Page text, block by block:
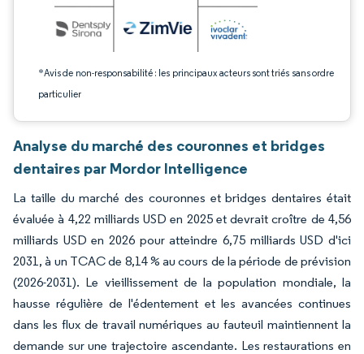
*Avis de non-responsabilité : les principaux acteurs sont triés sans ordre
particulier
Analyse du marché des couronnes et bridges
dentaires par Mordor Intelligence
La taille du marché des couronnes et bridges dentaires était
évaluée à 4,22 milliards USD en 2025 et devrait croître de 4,56
milliards USD en 2026 pour atteindre 6,75 milliards USD d'ici
2031, à un TCAC de 8,14 % au cours de la période de prévision
(2026-2031). Le vieillissement de la population mondiale, la
hausse régulière de l'édentement et les avancées continues
dans les flux de travail numériques au fauteuil maintiennent la
demande sur une trajectoire ascendante. Les restaurations en